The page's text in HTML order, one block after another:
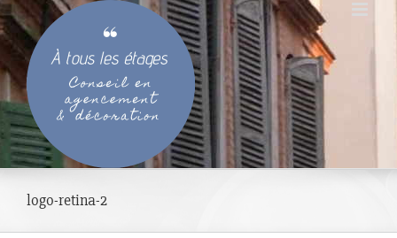
Passer
au
contenu
logo-retina-2